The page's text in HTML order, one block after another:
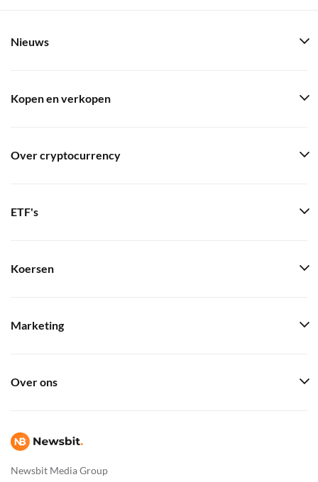
Newsbit Media Group
Nieuws
Kopen en verkopen
Over cryptocurrency
ETF's
Koersen
Marketing
Over ons